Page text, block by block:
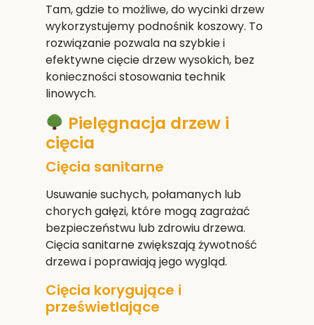
Tam, gdzie to możliwe, do wycinki drzew
wykorzystujemy podnośnik koszowy. To
rozwiązanie pozwala na szybkie i
efektywne cięcie drzew wysokich, bez
konieczności stosowania technik
linowych.
Pielęgnacja drzew i
cięcia
Cięcia sanitarne
Usuwanie suchych, połamanych lub
chorych gałęzi, które mogą zagrażać
bezpieczeństwu lub zdrowiu drzewa.
Cięcia sanitarne zwiększają żywotność
drzewa i poprawiają jego wygląd.
Cięcia korygujące i
prześwietlające